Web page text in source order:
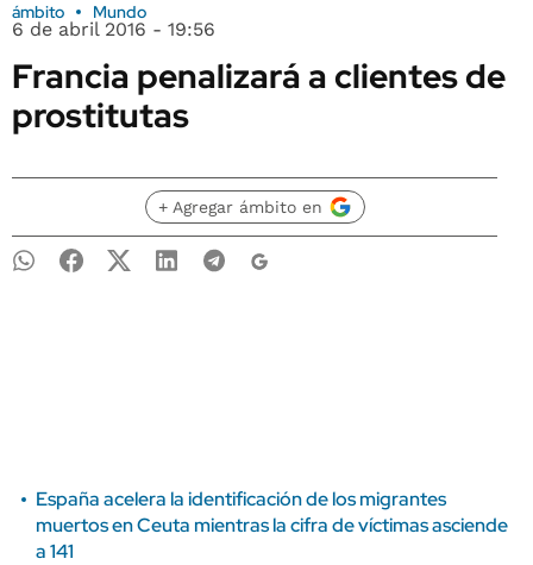
ámbito Mundo
6 de abril 2016 - 19:56
Francia penalizará a clientes de
prostitutas
+ Agregar ámbito en
España acelera la identificación de los migrantes
muertos en Ceuta mientras la cifra de víctimas asciende
a 141